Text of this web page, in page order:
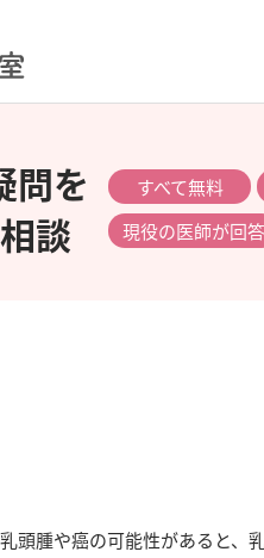
問を
談
すべて無料
現役の医師が回答
頭腫や癌の可能性があると、